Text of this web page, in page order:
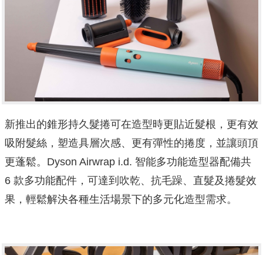
新推出的錐形持久髮捲可在造型時更貼近髮根，更有效
吸附髮絲，塑造具層次感、更有彈性的捲度，並讓頭頂
更蓬鬆。Dyson Airwrap i.d. 智能多功能造型器配備共
6 款多功能配件，可達到吹乾、抗毛躁、直髮及捲髮效
果，輕鬆解決各種生活場景下的多元化造型需求。